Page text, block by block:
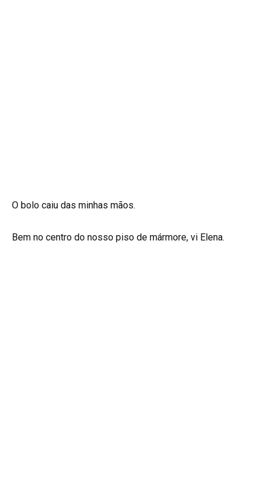
O bolo caiu das minhas mãos.
Bem no centro do nosso piso de mármore, vi Elena.